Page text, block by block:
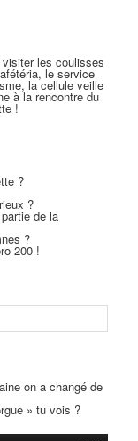
les coulisses
le service
la cellule veille
à la rencontre du
!
?
?
de la
?
200 !
on a changé de
» tu vois ?